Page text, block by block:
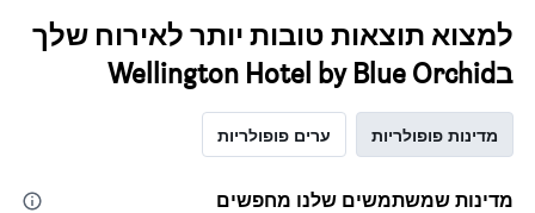
למצוא תוצאות טובות יותר לאירוח שלך
בWellington Hotel by Blue Orchid
מדינות פופולריות ערים פופולריות
מדינות שמשתמשים שלנו מחפשים